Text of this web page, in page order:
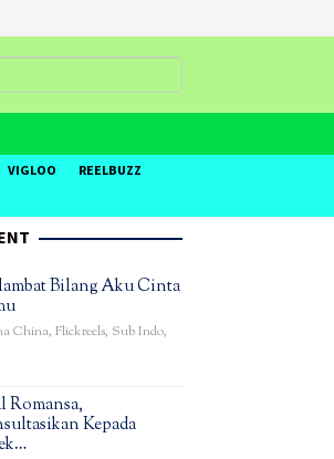
VIGLOO
REELBUZZ
Bilang Aku Cinta
China, Flickreels, Sub Indo,
Romansa,
Kepada